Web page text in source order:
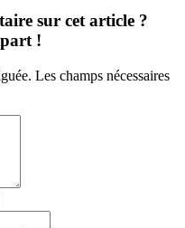
sur cet article ?
!
Les champs nécessaires